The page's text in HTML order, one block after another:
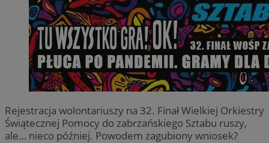
Rejestracja wolontariuszy na 32. Finał Wielkiej Orkiestry
Świątecznej Pomocy do zabrzańskiego Sztabu ruszy,
ale… nieco później. Powodem zagubiony wniosek?